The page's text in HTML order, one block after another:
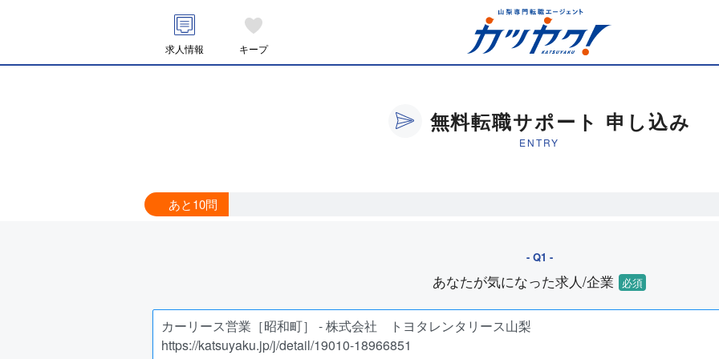
求人情報 キープ
無料転職サポート 申し込み
ENTRY
あと10問
あなたが気になった求人/企業